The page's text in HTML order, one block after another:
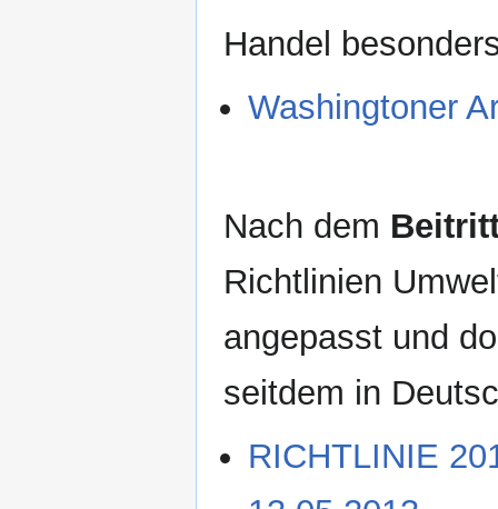
Handel
Washingtoner
Nach dem
Richtlinien
angepasst und
seitdem in
RICHTLINIE